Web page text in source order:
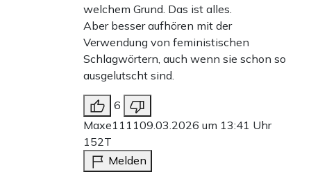
welchem Grund. Das ist alles.
Aber besser aufhören mit der
Verwendung von feministischen
Schlagwörtern, auch wenn sie schon so
ausgelutscht sind.
6
Maxe111109.03.2026 um 13:41 Uhr
152T
Melden